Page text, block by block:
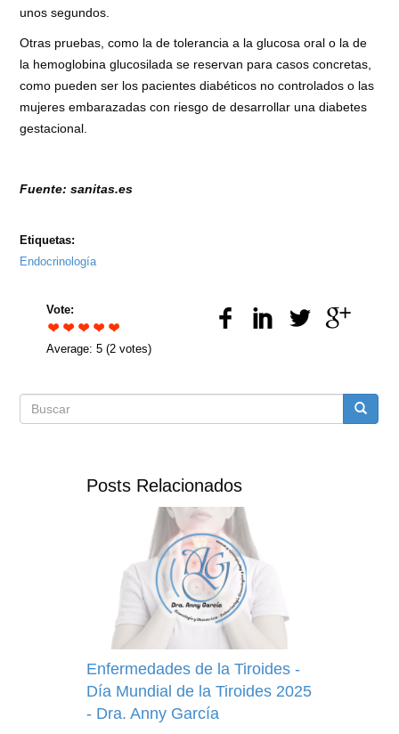
unos segundos.
Otras pruebas, como la de tolerancia a la glucosa oral o la de
la hemoglobina glucosilada se reservan para casos concretas,
como pueden ser los pacientes diabéticos no controlados o las
mujeres embarazadas con riesgo de desarrollar una diabetes
gestacional.
Fuente: sanitas.es
Etiquetas:
Endocrinología
Vote:
Average:5 (2 votes)
Formulario
búsqueda
Posts Relacionados
Enfermedades de la Tiroides -
Día Mundial de la Tiroides 2025
- Dra. Anny García